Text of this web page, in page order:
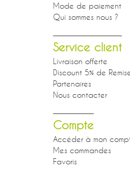
Mode de paiement
Qui sommes nous ?
Service client
Livraison offerte
Discount 5% de
Partenaires
Nous contacter
Compte
Accéder à mon
Mes commandes
Favoris